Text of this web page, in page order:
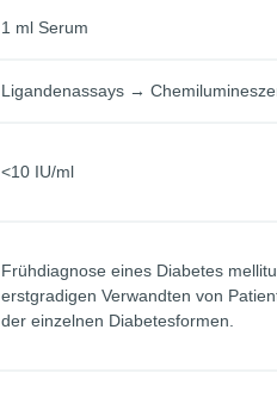
1 ml Serum
Ligandenassays →
<10 IU/ml
Frühdiagnose eines Diabetes
erstgradigen Verwandten von
der einzelnen Diabetesformen.